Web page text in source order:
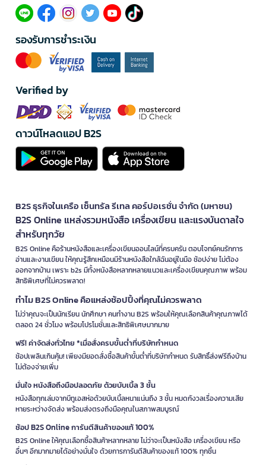
รองรับการชำระเงิน
Verified by
ดาวน์โหลดแอป B2S
B2S ธุรกิจในเครือ เซ็นทรัล รีเทล คอร์ปอเรชั่น จำกัด (มหาชน)
B2S Online แหล่งรวมหนังสือ เครื่องเขียน และแรงบันดาลใจ
สำหรับทุกวัย
B2S Online คือร้านหนังสือและเครื่องเขียนออนไลน์ที่ครบครัน ตอบโจทย์คนรักการ
อ่านและงานเขียน ให้คุณรู้สึกเหมือนมีร้านหนังสือใกล้ฉันอยู่ในมือ ช้อปง่าย ไม่ต้อง
ออกจากบ้าน เพราะ b2s มีทั้งหนังสือหลากหลายแนวและเครื่องเขียนคุณภาพ พร้อม
สิทธิพิเศษที่ไม่ควรพลาด!
ทำไม B2S Online คือแหล่งช้อปปิ้งที่คุณไม่ควรพลาด
ไม่ว่าคุณจะเป็นนักเรียน นักศึกษา คนทำงาน B2S พร้อมให้คุณเลือกสินค้าคุณภาพได้
ตลอด 24 ชั่วโมง พร้อมโปรโมชั่นและสิทธิพิเศษมากมาย
ฟรี! ค่าจัดส่งทั่วไทย *เมื่อสั่งครบขั้นต่ำที่บริษัทกำหนด
ช้อปเพลินเกินคุ้ม! เพียงมียอดสั่งซื้อสินค้าขั้นต่ำที่บริษัทกำหนด รับสิทธิ์ส่งฟรีถึงบ้าน
ไม่ต้องจ่ายเพิ่ม
มั่นใจ หนังสือถึงมือปลอดภัย ด้วยบับเบิ้ล 3 ชั้น
หนังสือทุกเล่มจากบีทูเอสห่อด้วยบับเบิ้ลหนาแน่นถึง 3 ชั้น หมดกังวลเรื่องความเสีย
หายระหว่างจัดส่ง พร้อมส่งตรงถึงมือคุณในสภาพสมบูรณ์
ช้อป B2S Online การันตีสินค้าของแท้ 100%
B2S Online ให้คุณเลือกซื้อสินค้าหลากหลาย ไม่ว่าจะเป็นหนังสือ เครื่องเขียน หรือ
อื่นๆ อีกมากมายได้อย่างมั่นใจ ด้วยการการันตีสินค้าของแท้ 100% ทุกชิ้น